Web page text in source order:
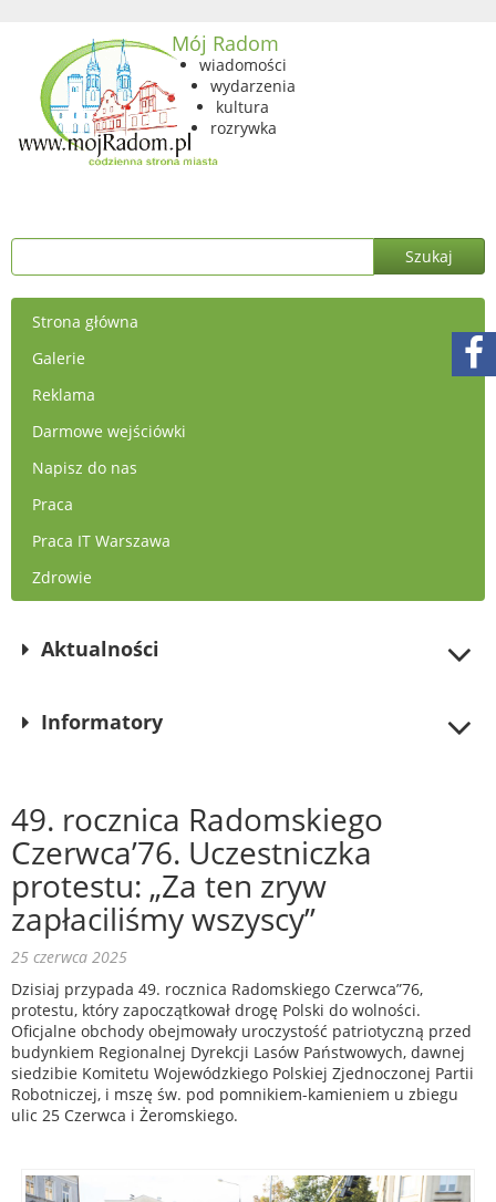
Mój Radom
wiadomości
wydarzenia
kultura
rozrywka
Strona główna
Galerie
Reklama
Darmowe wejściówki
Napisz do nas
Praca
Praca IT Warszawa
Zdrowie
Aktualności
Informatory
49. rocznica Radomskiego
Czerwca’76. Uczestniczka
protestu: „Za ten zryw
zapłaciliśmy wszyscy”
25 czerwca 2025
Dzisiaj przypada 49. rocznica Radomskiego Czerwca”76,
protestu, który zapoczątkował drogę Polski do wolności.
Oficjalne obchody obejmowały uroczystość patriotyczną przed
budynkiem Regionalnej Dyrekcji Lasów Państwowych, dawnej
siedzibie Komitetu Wojewódzkiego Polskiej Zjednoczonej Partii
Robotniczej, i mszę św. pod pomnikiem-kamieniem u zbiegu
ulic 25 Czerwca i Żeromskiego.